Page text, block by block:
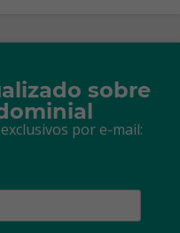
sobre
por e-mail: